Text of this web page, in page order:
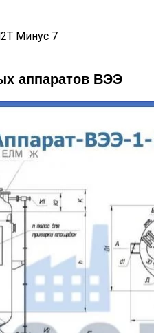
Минус 7
аппаратов ВЭЭ